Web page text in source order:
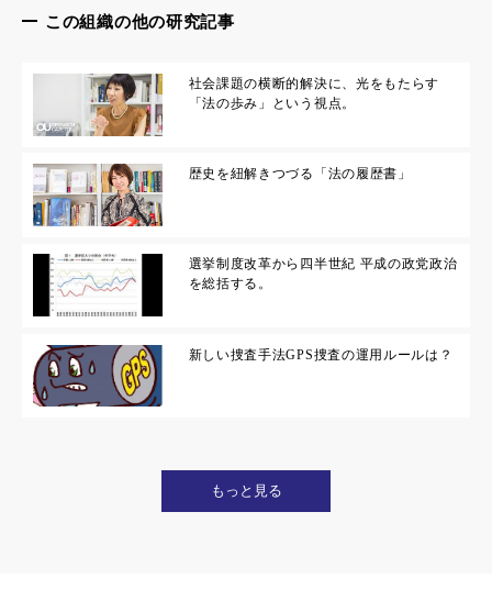
この組織の他の研究記事
社会課題の横断的解決に、光をもたらす
「法の歩み」という視点。
歴史を紐解きつづる「法の履歴書」
選挙制度改革から四半世紀 平成の政党政治
を総括する。
新しい捜査手法GPS捜査の運用ルールは？
もっと見る